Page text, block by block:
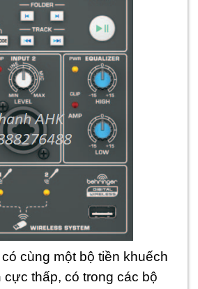
cùng một bộ tiền khuếch
cực thấp, có trong các bộ